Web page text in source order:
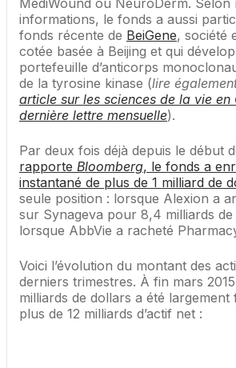
MediWound ou NeuroDerm. Selon
informations, le fonds a aussi
fonds récente de BeiGene, société
cotée basée à Beijing et qui
portefeuille d’anticorps
de la tyrosine kinase (lire
article sur les sciences de la vie en
dernière lettre mensuelle).
Par deux fois déjà depuis le début
rapporte Bloomberg, le fonds a
instantané de plus de 1 milliard de
seule position : lorsque Alexion a
sur Synageva pour 8,4 milliards
lorsque AbbVie a racheté
Voici l’évolution du montant des
derniers trimestres. À fin mars
milliards de dollars a été largement
plus de 12 milliards d’actif net :